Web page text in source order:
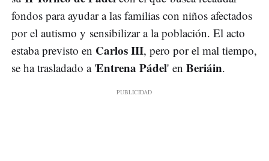
fondos para ayudar a las familias con niños afectados
por el autismo y sensibilizar a la población. El acto
estaba previsto en Carlos III, pero por el mal tiempo,
se ha trasladado a 'Entrena Pádel' en Beriáin.